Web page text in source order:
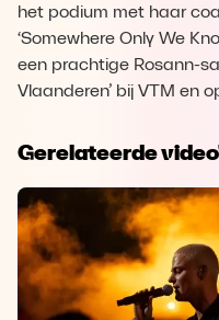
het podium met haar
‘Somewhere Only We
een prachtige Rosann-
Vlaanderen’ bij VTM en
Gerelateerde